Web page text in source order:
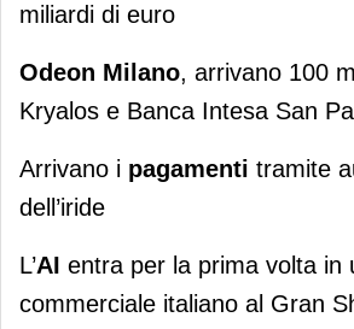
miliardi di euro
Odeon Milano, arrivano 100
Kryalos e Banca Intesa San
Arrivano i pagamenti tramite
dell’iride
L’AI entra per la prima volta in
commerciale italiano al Gran